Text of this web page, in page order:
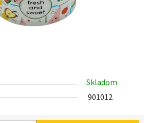
Skladom
901012